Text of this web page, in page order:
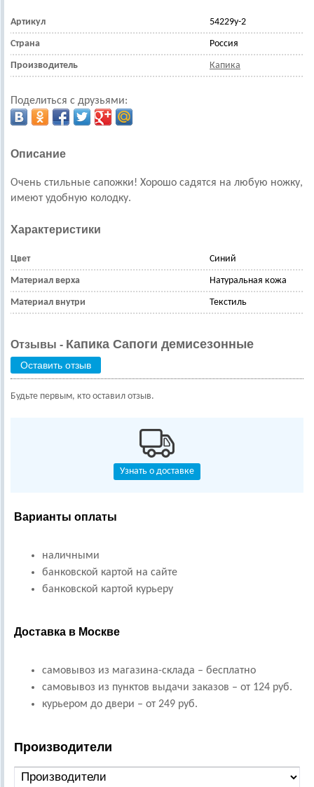
Артикул 54229у-2
Страна Россия
Производитель Капика
Поделиться с друзьями:
Описание
Очень стильные сапожки! Хорошо садятся на любую ножку,
имеют удобную колодку.
Характеристики
Цвет Синий
Материал верха Натуральная кожа
Материал внутри Текстиль
Отзывы - Капика Сапоги демисезонные
Оставить отзыв
Будьте первым, кто оставил отзыв.
Узнать о доставке
Варианты оплаты
наличными
банковской картой на сайте
банковской картой курьеру
Доставка в Москве
самовывоз из магазина-склада – бесплатно
самовывоз из пунктов выдачи заказов – от 124 руб.
курьером до двери – от 249 руб.
Производители